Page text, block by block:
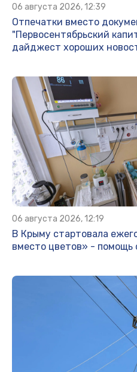
06 августа 2026, 12:39
Отпечатки вместо
"Первосентябрьский
дайджест хороших
06 августа 2026, 12:19
В Крыму стартовала
вместо цветов» - помощь